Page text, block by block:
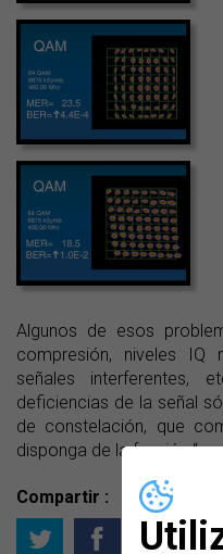
Algunos de esos
compresión, niveles IQ
señales interferentes,
deficiencias de la señal
de constelación, que
disponga de la función
Compartir :